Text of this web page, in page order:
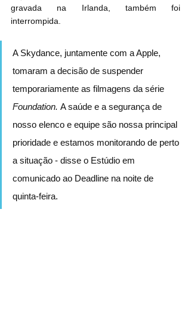
gravada na Irlanda, também foi
interrompida.
A Skydance, juntamente com a Apple,
tomaram a decisão de suspender
temporariamente as filmagens da série
Foundation. A saúde e a segurança de
nosso elenco e equipe são nossa principal
prioridade e estamos monitorando de perto
a situação - disse o Estúdio em
comunicado ao Deadline na noite de
quinta-feira.